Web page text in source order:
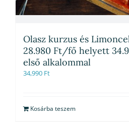
Olasz kurzus és
28.980 Ft/fő helyett
első alkalommal
34,990 Ft
Kosárba teszem